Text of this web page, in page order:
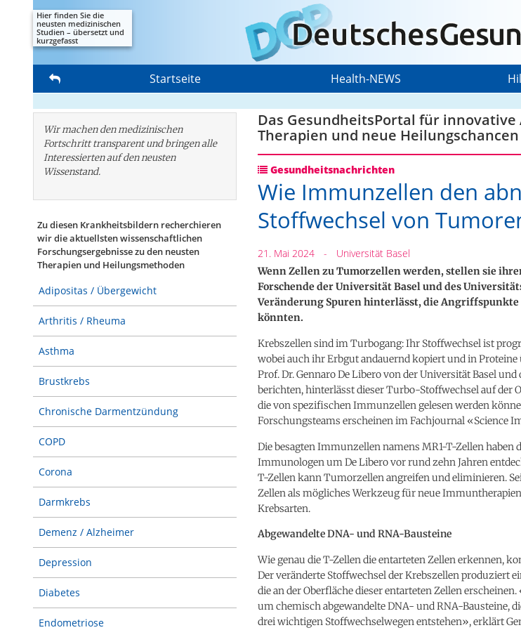
Hier finden Sie die
neusten medizinischen
Studien – übersetzt und
kurzgefasst
Startseite Health-NEWS
Wir machen den medizinischen
Fortschritt transparent und bringen alle
Interessierten auf den neusten
Wissenstand.
Zu diesen Krankheitsbildern recherchieren
wir die aktuellsten wissenschaftlichen
Forschungs­ergebnisse zu den neusten
Therapien und Heilungsmethoden
Adipositas / Übergewicht
Arthritis / Rheuma
Asthma
Brustkrebs
Chronische Darmentzündung
COPD
Corona
Darmkrebs
Demenz / Alzheimer
Depression
Diabetes
Endometriose
Das GesundheitsPortal für
Therapien und neue Heilungschancen
Gesundheitsnachrichten
Wie Immunzellen den
Stoffwechsel von
21. Mai 2024 - Universität Basel
Wenn Zellen zu Tumorzellen werden, stellen sie
Forschende der Universität Basel und des
Veränderung Spuren hinterlässt, die
könnten.
Krebszellen sind im Turbogang: Ihr Stoffwechsel ist
wobei auch ihr Erbgut andauernd kopiert und in
Prof. Dr. Gennaro De Libero von der Universität Basel
berichten, hinterlässt dieser Turbo-Stoffwechsel auf der
die von spezifischen Immunzellen gelesen werden
Forschungsteams erscheinen im Fachjournal «Science
Die besagten Immunzellen namens MR1-T-Zellen
Immunologen um De Libero vor rund zehn Jahren
T-Zellen kann Tumorzellen angreifen und eliminieren.
Zellen als mögliches Werkzeug für neue
Krebsarten.
Abgewandelte DNA- und RNA-Bausteine
Wie genau die T-Zellen die entarteten Zellen erkennen,
Der veränderte Stoffwechsel der Krebszellen produziert
die an der Oberfläche dieser entarteten Zellen
um chemisch abgewandelte DNA- und RNA-Bausteine,
drei wichtigen Stoffwechselwegen entstehen», erklärt